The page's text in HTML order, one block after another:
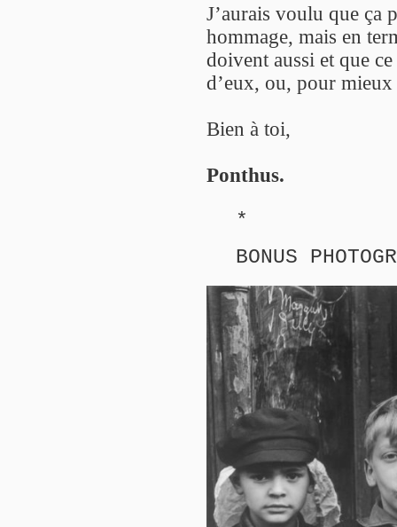
J’aurais voulu que ça
hommage, mais en
doivent aussi et que
d’eux, ou, pour
Bien à toi,
Ponthus.
*
BONUS